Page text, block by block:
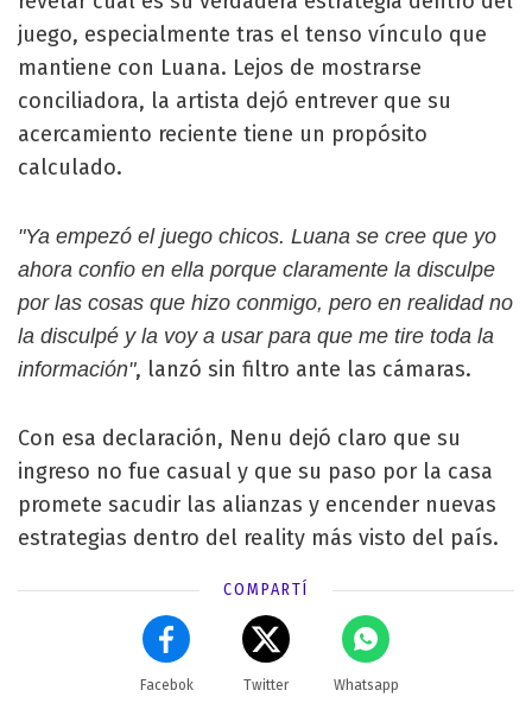
juego, especialmente tras el tenso vínculo que
mantiene con Luana. Lejos de mostrarse
conciliadora, la artista dejó entrever que su
acercamiento reciente tiene un propósito
calculado.
"Ya empezó el juego chicos. Luana se cree que yo
ahora confio en ella porque claramente la disculpe
por las cosas que hizo conmigo, pero en realidad no
la disculpé y la voy a usar para que me tire toda la
información", lanzó sin filtro ante las cámaras.
Con esa declaración, Nenu dejó claro que su
ingreso no fue casual y que su paso por la casa
promete sacudir las alianzas y encender nuevas
estrategias dentro del reality más visto del país.
COMPARTÍ
Facebok Twitter Whatsapp